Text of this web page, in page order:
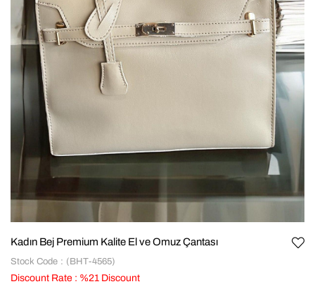
Kadın Bej Premium Kalite El ve Omuz Çantası
Stock Code (BHT-4565)
Discount Rate : %21 Discount